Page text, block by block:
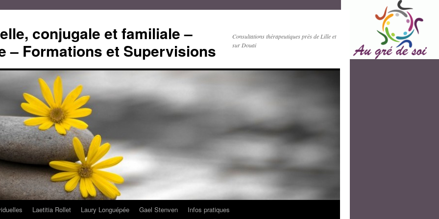
conjugale et familiale –
– Formations et Supervisions
Consultations thérapeutiques près de Lille et
sur Douai
Laetitia Rollet Laury Longuépée Gael Stenven
Infos pratiques